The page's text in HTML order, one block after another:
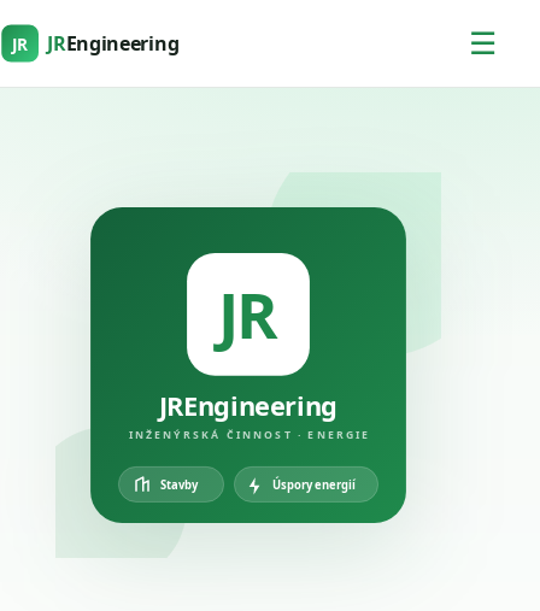
JR JREngineering ☰
JR
JREngineering
INŽENÝRSKÁ ČINNOST · ENERGIE
Stavby Úspory energií